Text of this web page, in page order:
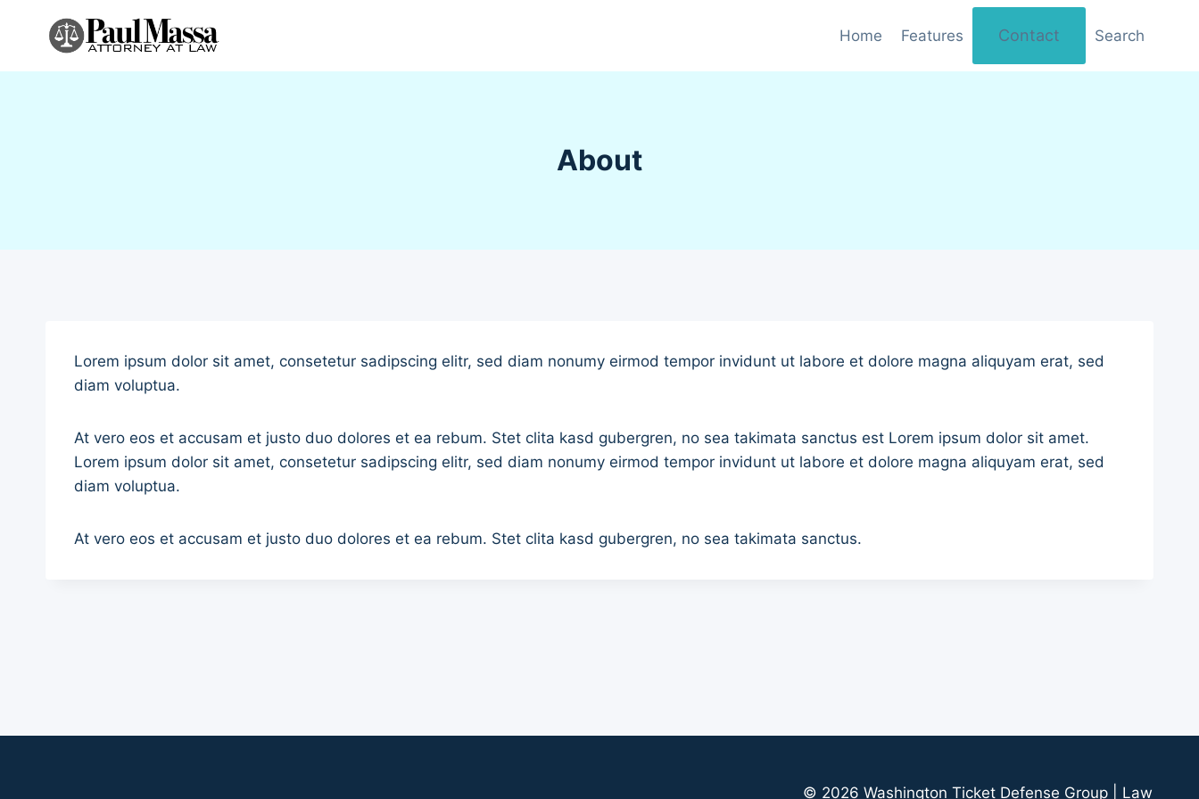
Home Features Contact Search
About
Lorem ipsum dolor sit amet, consetetur sadipscing elitr, sed diam nonumy eirmod tempor invidunt ut labore et dolore magna aliquyam erat, sed
diam voluptua.
At vero eos et accusam et justo duo dolores et ea rebum. Stet clita kasd gubergren, no sea takimata sanctus est Lorem ipsum dolor sit amet.
Lorem ipsum dolor sit amet, consetetur sadipscing elitr, sed diam nonumy eirmod tempor invidunt ut labore et dolore magna aliquyam erat, sed
diam voluptua.
At vero eos et accusam et justo duo dolores et ea rebum. Stet clita kasd gubergren, no sea takimata sanctus.
© 2026 Washington Ticket Defense Group | Law